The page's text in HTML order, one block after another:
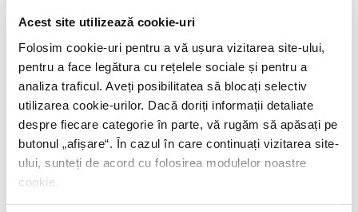
Acest site utilizează cookie-uri
Folosim cookie-uri pentru a vă ușura vizitarea site-ului,
pentru a face legătura cu rețelele sociale și pentru a
analiza traficul. Aveți posibilitatea să blocați selectiv
utilizarea cookie-urilor. Dacă doriți informații detaliate
despre fiecare categorie în parte, vă rugăm să apăsați pe
butonul „ afișare“. În cazul în care continuați vizitarea site-
ului, sunteți de acord cu folosirea modulelor noastre
cookie.
Michael Thompson,Despre băieți